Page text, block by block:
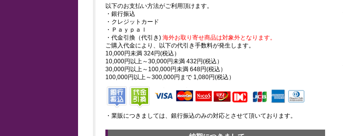
以下のお支払い方法がご利用頂けます。
・銀行振込
・クレジットカード
・Ｐａｙｐａｌ
・代金引換（代引き) 海外お取り寄せ商品は対象外となります。
ご購入代金により、以下の代引き手数料が発生します。
10,000円未満 324円(税込）
10,000円以上～30,000円未満 432円(税込）
30,000円以上～100,000円未満 648円(税込）
100,000円以上～300,000円まで 1,080円(税込）
・業販につきましては、銀行振込のみの対応とさせて頂いております。